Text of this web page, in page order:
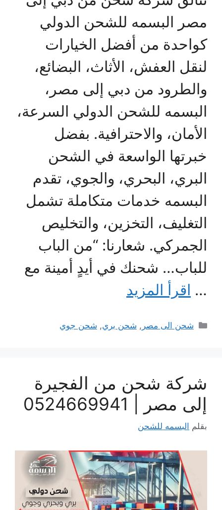
مصر البسمه للشحن الدولي
كواحدة من أفضل الخيارات
لنقل العفش، الأثاث، البضائع،
والطرود من دبي إلى مصر،
البسمه للشحن الدولي السرعة،
الأمان، والاحترافية. بفضل
خبرتها الواسعة في الشحن
البري، البحري، والجوي، تقدم
البسمه خدمات متكاملة تشمل
التغليف، التخزين، والتخليص
الجمركي. شعارنا: “من الباب
للباب… شحنك في أيدٍ أمينة مع
… اقرأ المزيد
التصنيفات
شحن الى مصر , شحن بري, شحن جوي
شركة شحن من الفجيرة
إلى مصر | 0524669941
بقلم البسمه للشحن